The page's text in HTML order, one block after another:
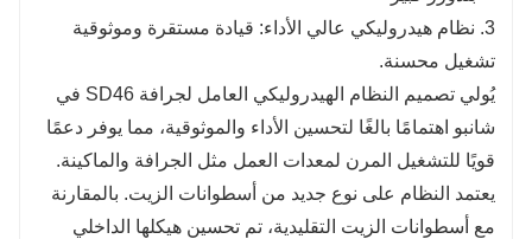
3. نظام هيدروليكي عالي الأداء: قيادة مستقرة وموثوقية
تشغيل محسنة.
يُولي تصميم النظام الهيدروليكي العامل لجرافة SD46 في
شانبو اهتمامًا بالغًا لتحسين الأداء والموثوقية، مما يوفر دعمًا
قويًا للتشغيل المرن لمعدات العمل مثل الجرافة والماكينة.
يعتمد النظام على نوع جديد من أسطوانات الزيت. بالمقارنة
مع أسطوانات الزيت التقليدية، تم تحسين هيكلها الداخلي